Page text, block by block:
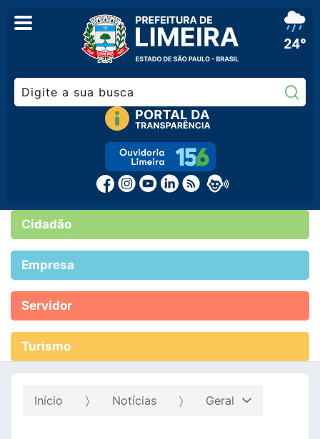
24°
Cidadão
Empresa
Servidor
Turismo
Início Notícias Geral